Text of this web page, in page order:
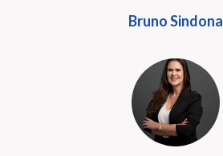
Bruno Sindona